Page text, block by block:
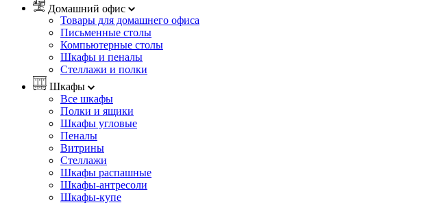
Домашний офис
Товары для домашнего офиса
Письменные столы
Компьютерные столы
Шкафы и пеналы
Стеллажи и полки
Шкафы
Все шкафы
Полки и ящики
Шкафы угловые
Пеналы
Витрины
Стеллажи
Шкафы распашные
Шкафы-антресоли
Шкафы-купе